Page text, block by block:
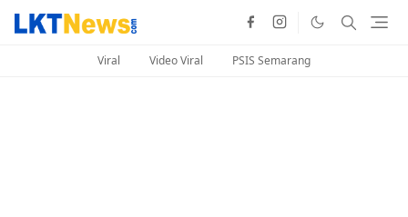
Viral Video Viral PSIS Semarang